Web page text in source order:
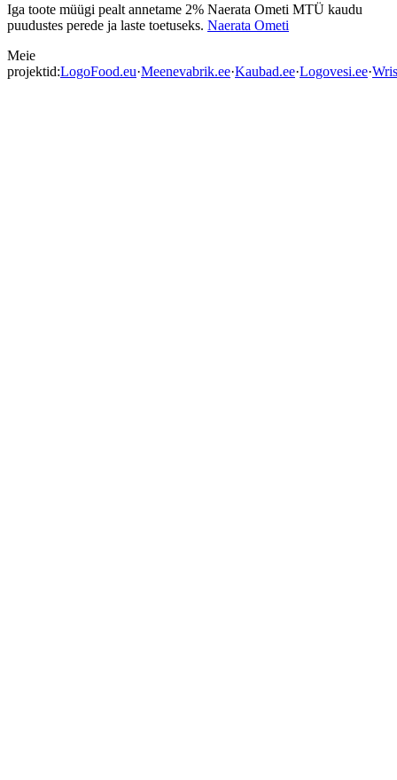
Iga toote müügi pealt annetame 2% Naerata Ometi MTÜ kaudu
puudustes perede ja laste toetuseks. Naerata Ometi
Meie
projektid:LogoFood.eu·Meenevabrik.ee·Kaubad.ee·Logovesi.ee·